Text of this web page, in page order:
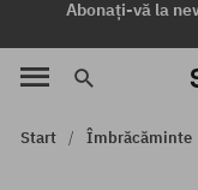
Abonați-vă la
Start Îmbrăcăminte